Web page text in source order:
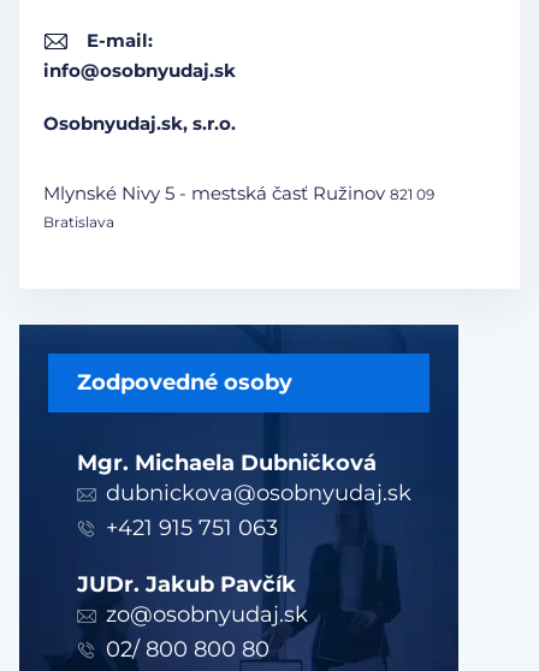
Zodpovedné osoby
Mgr. Michaela Dubničková
dubnickova@osobnyudaj.sk
+421 915 751 063
JUDr. Jakub Pavčík
zo@osobnyudaj.sk
02/ 800 800 80
E-mail:
info@osobnyudaj.sk
Osobnyudaj.sk, s.r.o.
Mlynské Nivy 5 - mestská časť Ružinov 821 09
Bratislava